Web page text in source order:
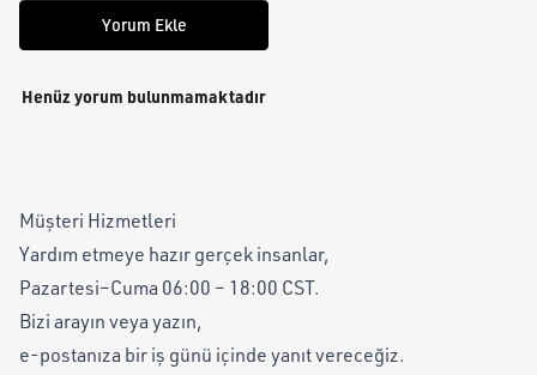
Yorum Ekle
Henüz yorum bulunmamaktadır
Müşteri Hizmetleri
Yardım etmeye hazır gerçek insanlar,
Pazartesi–Cuma 06:00 – 18:00 CST.
Bizi arayın veya yazın,
e-postanıza bir iş günü içinde yanıt vereceğiz.